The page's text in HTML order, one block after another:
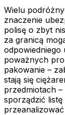
Wielu
znaczenie
polisę o zbyt
za granicą
odpowiedniego
poważnych
pakowanie –
stają się
przedmiotach
sporządzić listę